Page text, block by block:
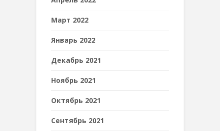
Март 2022
Январь 2022
Декабрь 2021
Ноябрь 2021
Октябрь 2021
Сентябрь 2021